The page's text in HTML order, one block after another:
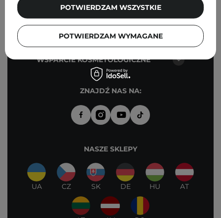
COSIBELLA CORNER
KONTAKT
WSPARCIE KOSMETOLOGICZNE
ZNAJDŹ NAS NA:
NASZE SKLEPY
UA CZ SK DE HU AT
POTWIERDZAM WYMAGANE
POTWIERDZAM WSZYSTKIE